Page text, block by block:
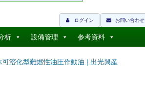
お問い合わせ
ログイン
析 設備管理 参考資料
溶化型難燃性油圧作動油 | 出光興産